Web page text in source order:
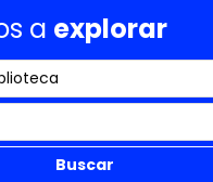
a explorar
Buscar